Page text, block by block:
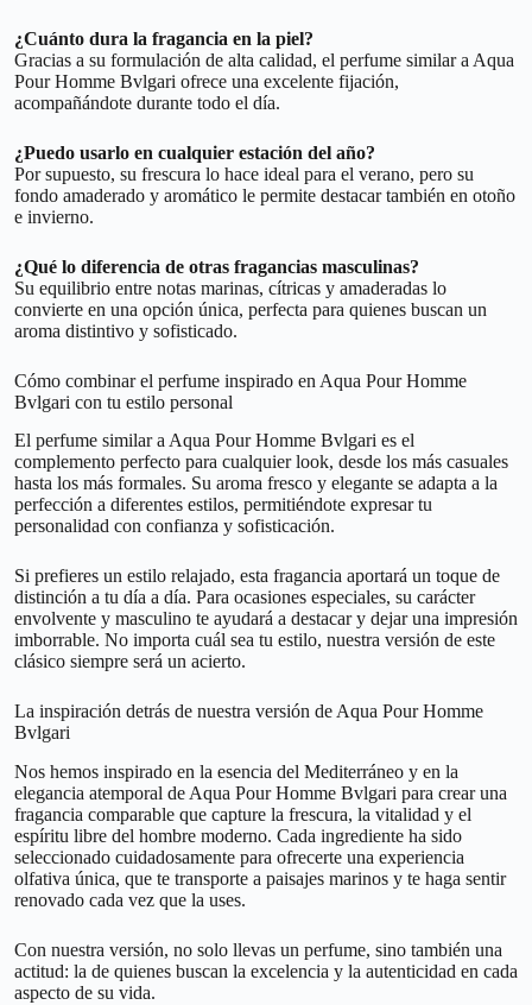
¿Cuánto dura la fragancia en la piel?
Gracias a su formulación de alta calidad, el perfume similar a Aqua
Pour Homme Bvlgari ofrece una excelente fijación,
acompañándote durante todo el día.
¿Puedo usarlo en cualquier estación del año?
Por supuesto, su frescura lo hace ideal para el verano, pero su
fondo amaderado y aromático le permite destacar también en otoño
e invierno.
¿Qué lo diferencia de otras fragancias masculinas?
Su equilibrio entre notas marinas, cítricas y amaderadas lo
convierte en una opción única, perfecta para quienes buscan un
aroma distintivo y sofisticado.
Cómo combinar el perfume inspirado en Aqua Pour Homme
Bvlgari con tu estilo personal
El perfume similar a Aqua Pour Homme Bvlgari es el
complemento perfecto para cualquier look, desde los más casuales
hasta los más formales. Su aroma fresco y elegante se adapta a la
perfección a diferentes estilos, permitiéndote expresar tu
personalidad con confianza y sofisticación.
Si prefieres un estilo relajado, esta fragancia aportará un toque de
distinción a tu día a día. Para ocasiones especiales, su carácter
envolvente y masculino te ayudará a destacar y dejar una impresión
imborrable. No importa cuál sea tu estilo, nuestra versión de este
clásico siempre será un acierto.
La inspiración detrás de nuestra versión de Aqua Pour Homme
Bvlgari
Nos hemos inspirado en la esencia del Mediterráneo y en la
elegancia atemporal de Aqua Pour Homme Bvlgari para crear una
fragancia comparable que capture la frescura, la vitalidad y el
espíritu libre del hombre moderno. Cada ingrediente ha sido
seleccionado cuidadosamente para ofrecerte una experiencia
olfativa única, que te transporte a paisajes marinos y te haga sentir
renovado cada vez que la uses.
Con nuestra versión, no solo llevas un perfume, sino también una
actitud: la de quienes buscan la excelencia y la autenticidad en cada
aspecto de su vida.